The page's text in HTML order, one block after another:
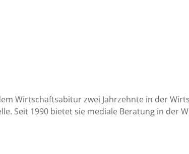
Wirtschaftsabitur zwei Jahrzehnte in der
Seit 1990 bietet sie mediale Beratung in der